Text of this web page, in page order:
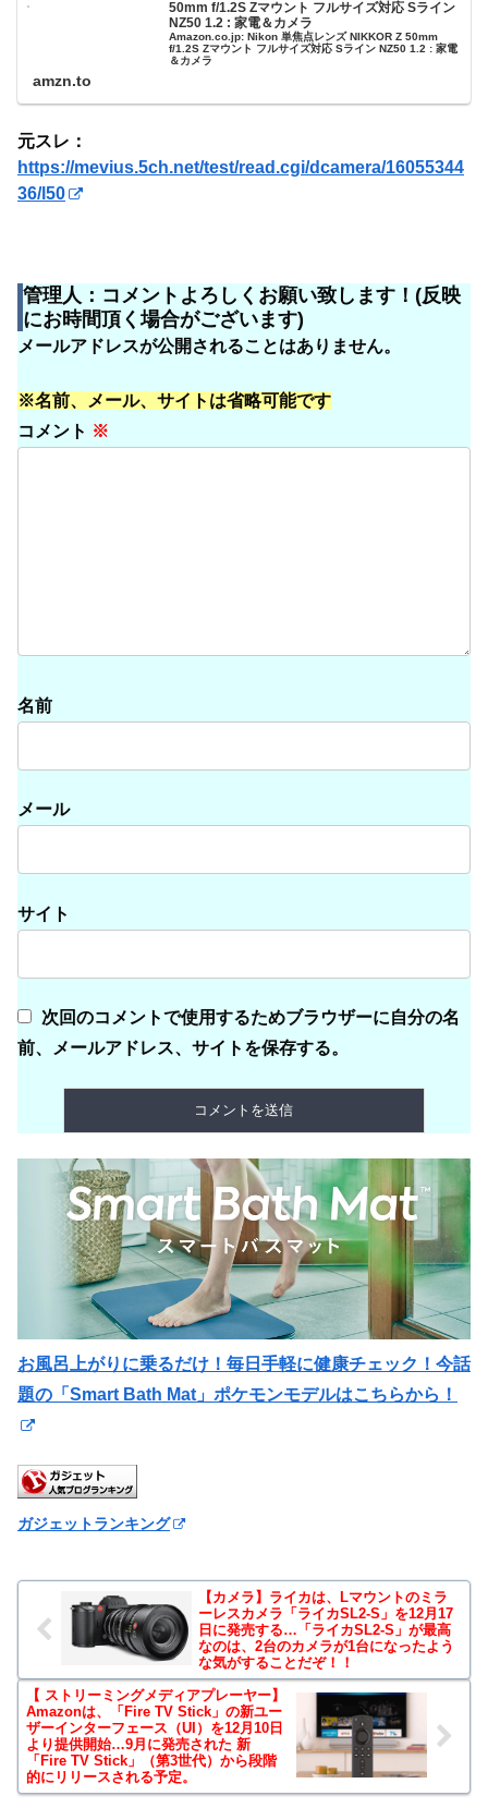
50mm f/1.2S Zマウント フルサイズ対応 Sライン
NZ50 1.2 : 家電＆カメラ
Amazon.co.jp: Nikon 単焦点レンズ NIKKOR Z 50mm
f/1.2S Zマウント フルサイズ対応 Sライン NZ50 1.2 : 家電
＆カメラ
amzn.to
元スレ：
https://mevius.5ch.net/test/read.cgi/dcamera/16055344
36/l50
管理人：コメントよろしくお願い致します！(反映
にお時間頂く場合がございます)
メールアドレスが公開されることはありません。
※名前、メール、サイトは省略可能です
コメント ※
名前
メール
サイト
次回のコメントで使用するためブラウザーに自分の名
前、メールアドレス、サイトを保存する。
お風呂上がりに乗るだけ！毎日手軽に健康チェック！今話
題の「Smart Bath Mat」ポケモンモデルはこちらから！
ガジェットランキング
【カメラ】ライカは、Lマウントのミラ
ーレスカメラ「ライカSL2-S」を12月17
日に発売する…「ライカSL2-S」が最高
なのは、2台のカメラが1台になったよう
な気がすることだぞ！！
【 ストリーミングメディアプレーヤー】
Amazonは、「Fire TV Stick」の新ユー
ザーインターフェース（UI）を12月10日
より提供開始…9月に発売された 新
「Fire TV Stick」（第3世代）から段階
的にリリースされる予定。